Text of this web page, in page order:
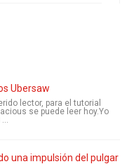
Ubersaw
lector, para el tutorial
se puede leer hoy.Yo
una impulsión del pulgar